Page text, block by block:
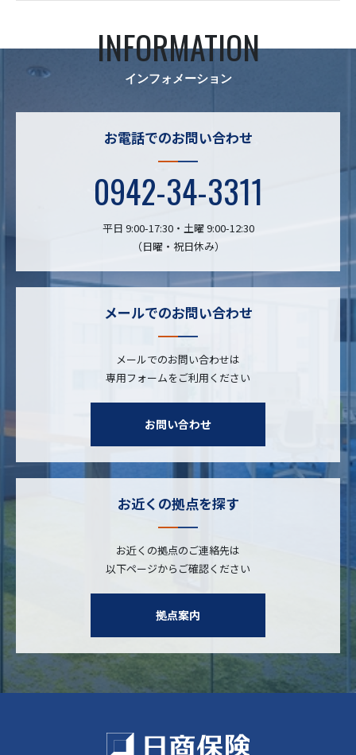
INFORMATION
インフォメーション
お電話でのお問い合わせ
0942-34-3311
平日 9:00-17:30・土曜 9:00-12:30
（日曜・祝日休み）
メールでのお問い合わせ
メールでのお問い合わせは
専用フォームをご利用ください
お問い合わせ
お近くの拠点を探す
お近くの拠点のご連絡先は
以下ページからご確認ください
拠点案内